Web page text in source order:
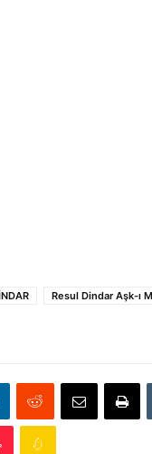
Resul Dindar Aşk-ı